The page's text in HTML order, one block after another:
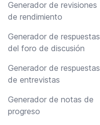
Generador de revisiones
de rendimiento
Generador de respuestas
del foro de discusión
Generador de respuestas
de entrevistas
Generador de notas de
progreso